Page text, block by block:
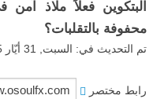
البتكوين فعلاً ملاذ
محفوفة بالتقلبات؟
تم التحديث في: السبت, 31 أيّار 2025 10:24
رابط مختصر